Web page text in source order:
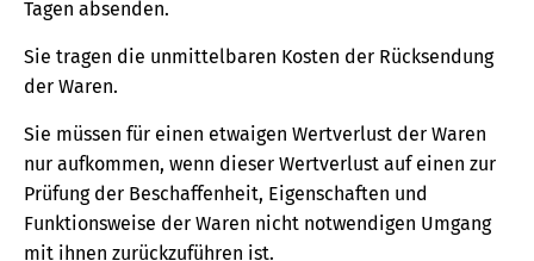
Tagen absenden.
Sie tragen die unmittelbaren Kosten der Rücksendung
der Waren.
Sie müssen für einen etwaigen Wertverlust der Waren
nur aufkommen, wenn dieser Wertverlust auf einen zur
Prüfung der Beschaffenheit, Eigenschaften und
Funktionsweise der Waren nicht notwendigen Umgang
mit ihnen zurückzuführen ist.